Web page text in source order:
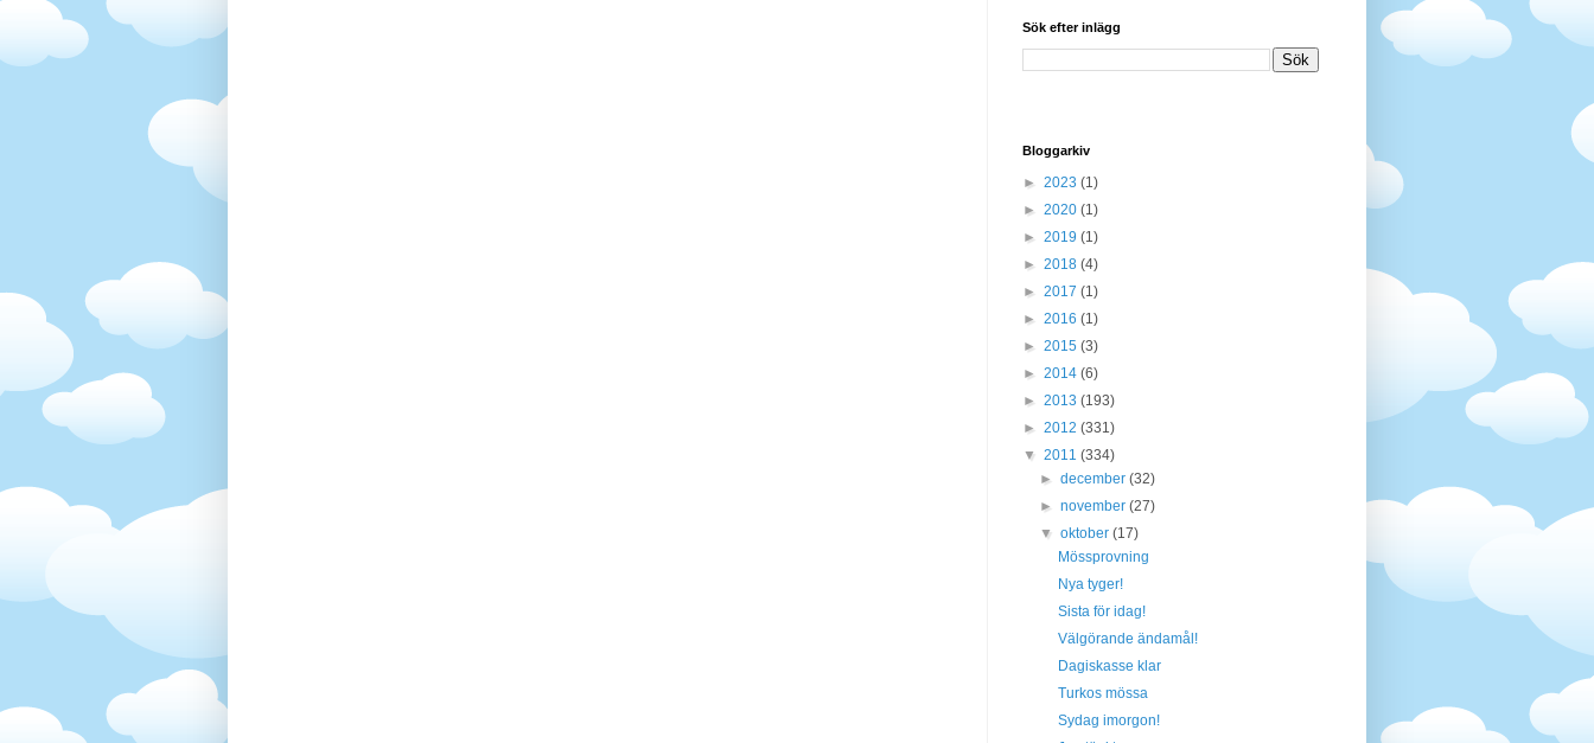
Sök efter inlägg
Bloggarkiv
► 2023 (1)
► 2020 (1)
► 2019 (1)
► 2018 (4)
► 2017 (1)
► 2016 (1)
► 2015 (3)
► 2014 (6)
► 2013 (193)
► 2012 (331)
▼ 2011 (334)
►december(32)
►november(27)
▼oktober(17)
Mössprovning
Nya tyger!
Sista för idag!
Välgörande ändamål!
Dagiskasse klar
Turkos mössa
Sydag imorgon!